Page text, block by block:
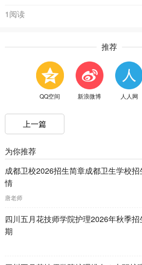
1阅读
推荐
QQ空间 新浪微博 人人网
上一篇
为你推荐
成都卫校2026招生简章成都卫生学校招
情
唐老师
四川五月花技师学院护理2026年秋季
期